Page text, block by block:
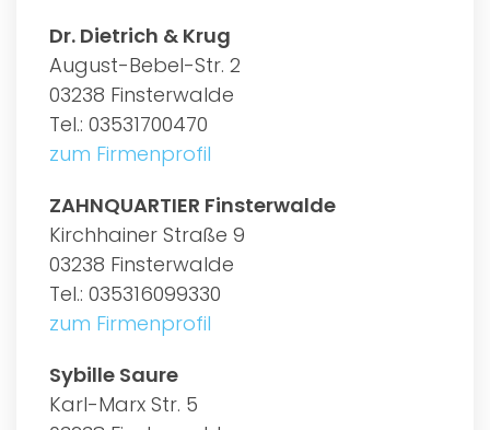
Dr. Dietrich & Krug
August-Bebel-Str. 2
03238 Finsterwalde
Tel.: 03531700470
zum Firmenprofil
ZAHNQUARTIER Finsterwalde
Kirchhainer Straße 9
03238 Finsterwalde
Tel.: 035316099330
zum Firmenprofil
Sybille Saure
Karl-Marx Str. 5